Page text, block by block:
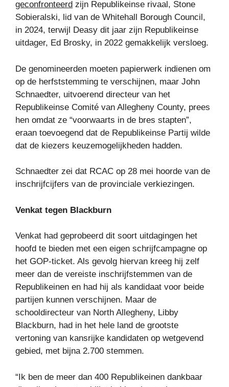
geconfronteerd zijn Republikeinse rivaal, Stone
Sobieralski, lid van de Whitehall Borough Council,
in 2024, terwijl Deasy dit jaar zijn Republikeinse
uitdager, Ed Brosky, in 2022 gemakkelijk versloeg.
De genomineerden moeten papierwerk indienen om
op de herfststemming te verschijnen, maar John
Schnaedter, uitvoerend directeur van het
Republikeinse Comité van Allegheny County, prees
hen omdat ze “voorwaarts in de bres stapten”,
eraan toevoegend dat de Republikeinse Partij wilde
dat de kiezers keuzemogelijkheden hadden.
Schnaedter zei dat RCAC op 28 mei hoorde van de
inschrijfcijfers van de provinciale verkiezingen.
Venkat tegen Blackburn
Venkat had geprobeerd dit soort uitdagingen het
hoofd te bieden met een eigen schrijfcampagne op
het GOP-ticket. Als gevolg hiervan kreeg hij zelf
meer dan de vereiste inschrijfstemmen van de
Republikeinen en had hij als kandidaat voor beide
partijen kunnen verschijnen. Maar de
schooldirecteur van North Allegheny, Libby
Blackburn, had in het hele land de grootste
vertoning van kansrijke kandidaten op wetgevend
gebied, met bijna 2.700 stemmen.
“Ik ben de meer dan 400 Republikeinen dankbaar